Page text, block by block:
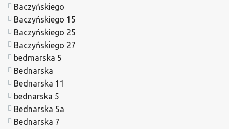
Baczyńskiego
Baczyńskiego 15
Baczyńskiego 25
Baczyńskiego 27
bedmarska 5
Bednarska
Bednarska 11
bednarska 5
Bednarska 5a
Bednarska 7